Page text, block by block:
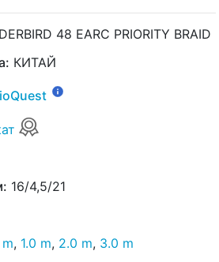
48 EARC PRIORITY BRAID
КИТАЙ
16/4,5/21
, 1.0 m, 2.0 m, 3.0 m